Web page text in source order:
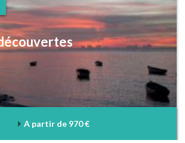
A partir de 970 €